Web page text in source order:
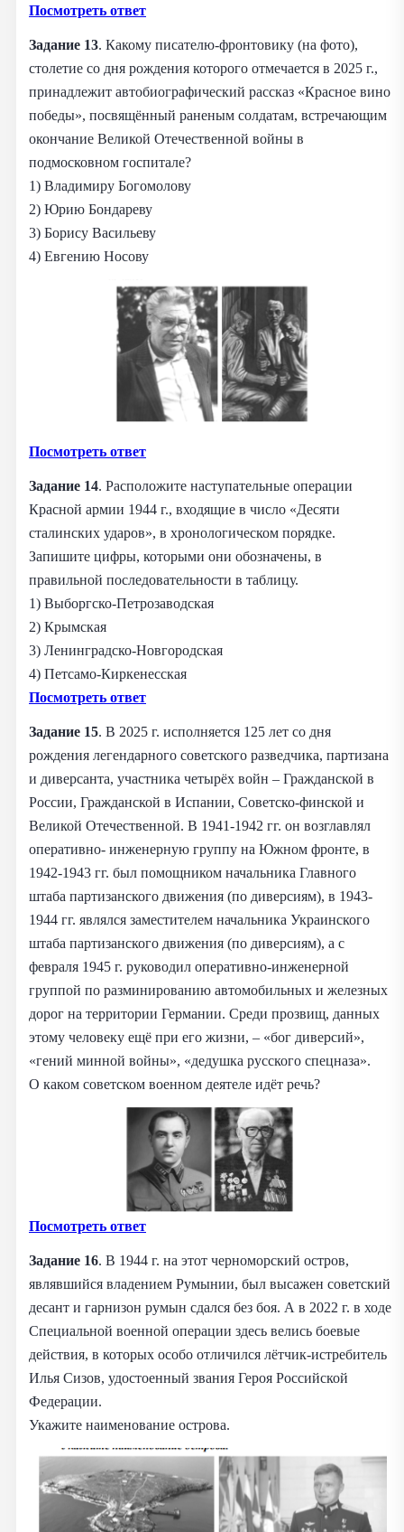
Посмотреть ответ
Задание 13. Какому писателю-фронтовику (на фото),
столетие со дня рождения которого отмечается в 2025 г.,
принадлежит автобиографический рассказ «Красное вино
победы», посвящённый раненым солдатам, встречающим
окончание Великой Отечественной войны в
подмосковном госпитале?
1) Владимиру Богомолову
2) Юрию Бондареву
3) Борису Васильеву
4) Евгению Носову
Посмотреть ответ
Задание 14. Расположите наступательные операции
Красной армии 1944 г., входящие в число «Десяти
сталинских ударов», в хронологическом порядке.
Запишите цифры, которыми они обозначены, в
правильной последовательности в таблицу.
1) Выборгско-Петрозаводская
2) Крымская
3) Ленинградско-Новгородская
4) Петсамо-Киркенесская
Посмотреть ответ
Задание 15. В 2025 г. исполняется 125 лет со дня
рождения легендарного советского разведчика, партизана
и диверсанта, участника четырёх войн – Гражданской в
России, Гражданской в Испании, Советско-финской и
Великой Отечественной. В 1941-1942 гг. он возглавлял
оперативно- инженерную группу на Южном фронте, в
1942-1943 гг. был помощником начальника Главного
штаба партизанского движения (по диверсиям), в 1943-
1944 гг. являлся заместителем начальника Украинского
штаба партизанского движения (по диверсиям), а с
февраля 1945 г. руководил оперативно-инженерной
группой по разминированию автомобильных и железных
дорог на территории Германии. Среди прозвищ, данных
этому человеку ещё при его жизни, – «бог диверсий»,
«гений минной войны», «дедушка русского спецназа».
О каком советском военном деятеле идёт речь?
Посмотреть ответ
Задание 16. В 1944 г. на этот черноморский остров,
являвшийся владением Румынии, был высажен советский
десант и гарнизон румын сдался без боя. А в 2022 г. в ходе
Специальной военной операции здесь велись боевые
действия, в которых особо отличился лётчик-истребитель
Илья Сизов, удостоенный звания Героя Российской
Федерации.
Укажите наименование острова.